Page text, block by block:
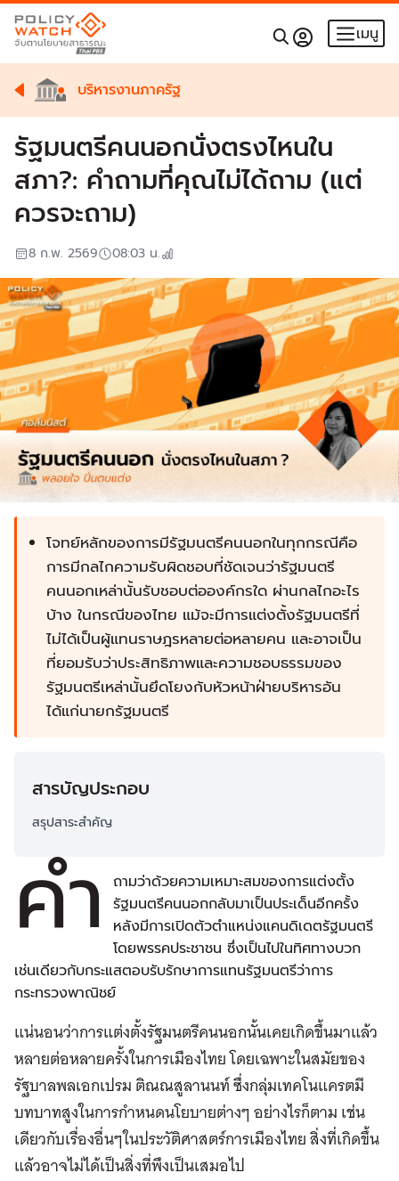
เมนู
บริหารงานภาครัฐ
รัฐมนตรีคนนอกนั่งตรงไหนใน
สภา?: คำถามที่คุณไม่ได้ถาม (แต่
ควรจะถาม)
8 ก.พ. 2569 08:03 น.
โจทย์หลักของการมีรัฐมนตรีคนนอกในทุกกรณีคือ
การมีกลไกความรับผิดชอบที่ชัดเจนว่ารัฐมนตรี
คนนอกเหล่านั้นรับชอบต่อองค์กรใด ผ่านกลไกอะไร
บ้าง ในกรณีของไทย แม้จะมีการแต่งตั้งรัฐมนตรีที่
ไม่ได้เป็นผู้แทนราษฎรหลายต่อหลายคน และอาจเป็น
ที่ยอมรับว่าประสิทธิภาพและความชอบธรรมของ
รัฐมนตรีเหล่านั้นยึดโยงกับหัวหน้าฝ่ายบริหารอัน
ได้แก่นายกรัฐมนตรี
สารบัญประกอบ
สรุปสาระสำคัญ
คำ
ถามว่าด้วยความเหมาะสมของการแต่งตั้ง
รัฐมนตรีคนนอกกลับมาเป็นประเด็นอีกครั้ง
หลังมีการเปิดตัวตำแหน่งแคนดิเดตรัฐมนตรี
โดยพรรคประชาชน ซึ่งเป็นไปในทิศทางบวก
เช่นเดียวกับกระแสตอบรับรักษาการแทนรัฐมนตรีว่าการ
กระทรวงพาณิชย์
แน่นอนว่าการแต่งตั้งรัฐมนตรีคนนอกนั้นเคยเกิดขึ้นมาแล้ว
หลายต่อหลายครั้งในการเมืองไทย โดยเฉพาะในสมัยของ
รัฐบาลพลเอกเปรม ติณณสูลานนท์ ซึ่งกลุ่มเทคโนแครตมี
บทบาทสูงในการกำหนดนโยบายต่างๆ อย่างไรก็ตาม เช่น
เดียวกับเรื่องอื่นๆในประวัติศาสตร์การเมืองไทย สิ่งที่เกิดขึ้น
แล้วอาจไม่ได้เป็นสิ่งที่พึงเป็นเสมอไป